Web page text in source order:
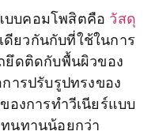
บบคอมโพสิตคือ วัสดุ
ดียวกันกับที่ใช้ในการ
ยึดติดกับพื้นผิวของ
ารปรับรูปทรงของ
องการทำวีเนียร์แบบ
นทานน้อยกว่า